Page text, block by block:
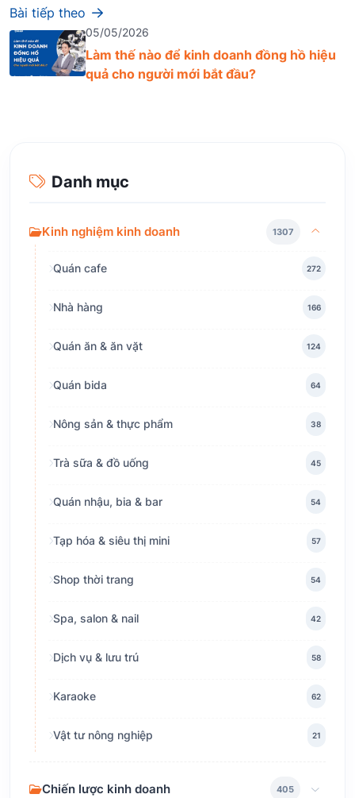
Bài tiếp theo
05/05/2026
Làm thế nào để kinh doanh đồng hồ hiệu
quả cho người mới bắt đầu?
Danh mục
Kinh nghiệm kinh doanh 1307
Quán cafe 272
Nhà hàng 166
Quán ăn & ăn vặt 124
Quán bida 64
Nông sản & thực phẩm 38
Trà sữa & đồ uống 45
Quán nhậu, bia & bar 54
Tạp hóa & siêu thị mini 57
Shop thời trang 54
Spa, salon & nail 42
Dịch vụ & lưu trú 58
Karaoke 62
Vật tư nông nghiệp 21
Chiến lược kinh doanh 405